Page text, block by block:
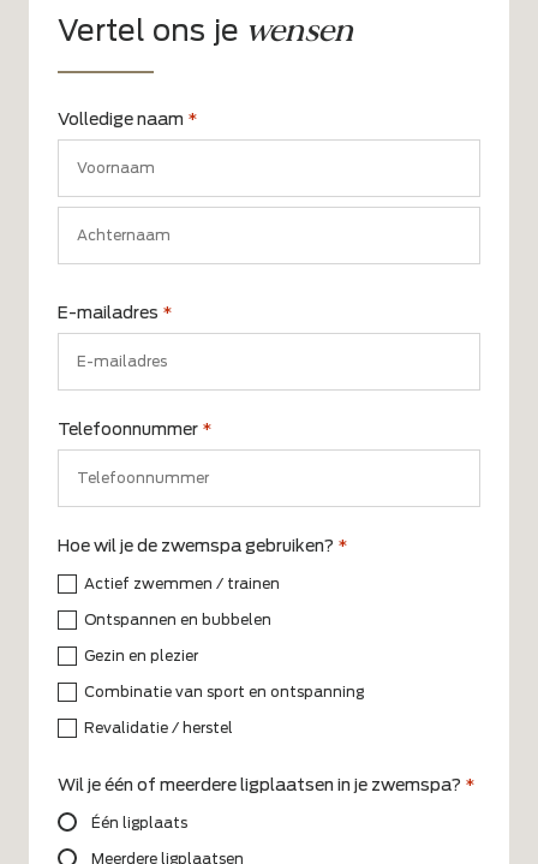
Vertel ons je wensen
Volledige naam *
Voornaam
E-mailadres *
Telefoonnummer *
Hoe wil je de zwemspa gebruiken? *
Actief zwemmen / trainen
Ontspannen en bubbelen
Gezin en plezier
Combinatie van sport en ontspanning
Revalidatie / herstel
Wil je één of meerdere ligplaatsen in je zwemspa? *
Één ligplaats
Meerdere ligplaatsen